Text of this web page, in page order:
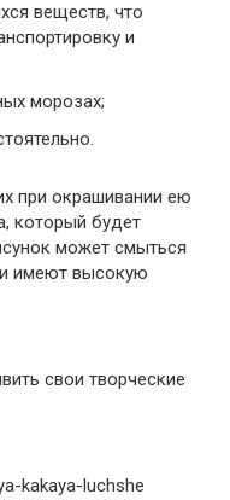
веществ, что
и
морозах;
при окрашивании ею
который будет
может смыться
имеют высокую
свои творческие
kakaya-luchshe